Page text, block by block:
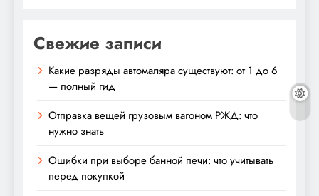
Свежие записи
Какие разряды автомаляра существуют: от 1 до 6
— полный гид
Отправка вещей грузовым вагоном РЖД: что
нужно знать
Ошибки при выборе банной печи: что учитывать
перед покупкой